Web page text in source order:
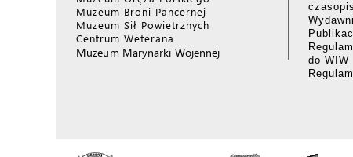
Muzeum Broni Pancernej
Muzeum Sił Powietrznych
Centrum Weterana
Muzeum Marynarki Wojennej
do WIW